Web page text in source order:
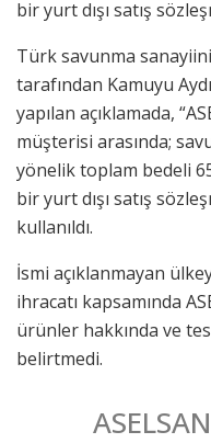
bir yurt dışı satış
Türk savunma
tarafından Kamuyu
yapılan açıklamada,
müşterisi arasında;
yönelik toplam bedeli
bir yurt dışı satış
kullanıldı.
İsmi açıklanmayan
ihracatı kapsamında
ürünler hakkında ve
belirtmedi.